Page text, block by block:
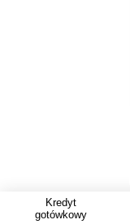
Kredyt
gotówkowy